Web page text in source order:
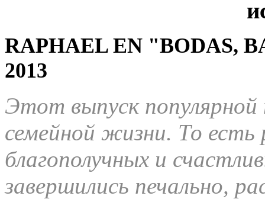
RAPHAEL EN "BODAS,
2013
Этот выпуск
семейной жизни. То есть
благополучных и
завершились печально,